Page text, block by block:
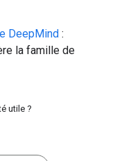
DeepMind :
la famille de
utile ?